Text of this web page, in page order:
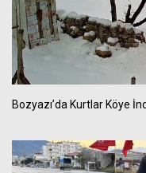
Bozyazı’da Kurtlar Köye